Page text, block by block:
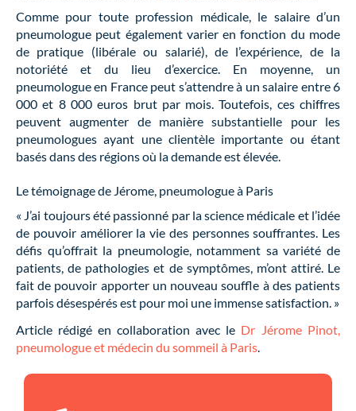
Comme pour toute profession médicale, le salaire d’un
pneumologue peut également varier en fonction du mode
de pratique (libérale ou salarié), de l’expérience, de la
notoriété et du lieu d’exercice. En moyenne, un
pneumologue en France peut s’attendre à un salaire entre 6
000 et 8 000 euros brut par mois. Toutefois, ces chiffres
peuvent augmenter de manière substantielle pour les
pneumologues ayant une clientèle importante ou étant
basés dans des régions où la demande est élevée.
Le témoignage de Jérome, pneumologue à Paris
« J’ai toujours été passionné par la science médicale et l’idée
de pouvoir améliorer la vie des personnes souffrantes. Les
défis qu’offrait la pneumologie, notamment sa variété de
patients, de pathologies et de symptômes, m’ont attiré. Le
fait de pouvoir apporter un nouveau souffle à des patients
parfois désespérés est pour moi une immense satisfaction. »
Article rédigé en collaboration avec le Dr Jérome Pinot,
pneumologue et médecin du sommeil à Paris